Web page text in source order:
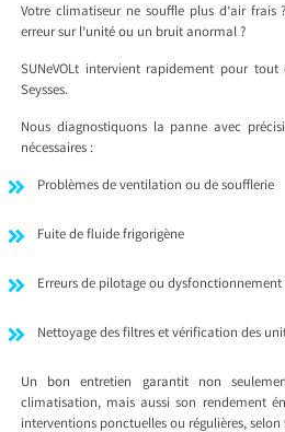
Votre climatiseur ne souffle plus d’air frais
erreur sur l’unité ou un bruit anormal ?
SUNeVOLt intervient rapidement pour
Seysses.
Nous diagnostiquons la panne avec
nécessaires :
Problèmes de ventilation ou de soufflerie
Fuite de fluide frigorigène
Erreurs de pilotage ou
Nettoyage des filtres et vérification des
Un bon entretien garantit non
climatisation, mais aussi son rendement
interventions ponctuelles ou régulières, selon